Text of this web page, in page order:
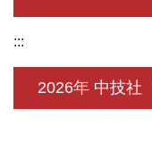
關於我們
:::
2026年 中技社